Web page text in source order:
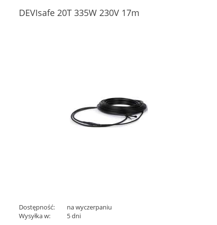
DEVIsafe 20T 335W 230V 17m
Dostępność:
na wyczerpaniu
Wysyłka w:
5 dni